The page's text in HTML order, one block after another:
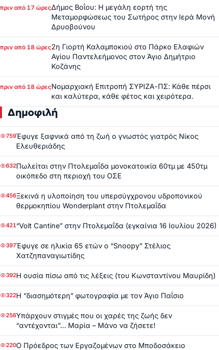
πριν από 17 ώρεςΔήμος Βοΐου: Η μεγάλη εορτή της
Μεταμορφώσεως του Σωτήρος στην Ιερά Μονή
Δρυοβούνου
πριν από 18 ώρες2η Γιορτή Καλαμποκιού στο Πάρκο Ελαφιών
Αγίου Παντελεήμονος στον Άγιο Δημήτριο
Κοζάνης
πριν από 18 ώρεςΝομαρχιακή Επιτροπή ΣΥΡΙΖΑ-ΠΣ: Κάθε πέρσι
και καλύτερα, κάθε φέτος και χειρότερα.
Δημοφιλή
759Έφυγε ξαφνικά από τη ζωή ο γνωστός γιατρός Νίκος
Ελευθεριάδης
632Πωλείται στην Πτολεμαΐδα μονοκατοικία 60τμ με 450τμ
οικόπεδο στη περιοχή του ΟΣΕ
456Ξεκινά η υλοποίηση του υπερσύγχρονου υδροπονικού
θερμοκηπίου Wonderplant στην Πτολεμαΐδα
421“Volt Cantine” στην Πτολεμαΐδα (εγκαίνια 16 Ιουλίου 2026)
397Έφυγε σε ηλικία 65 ετών ο “Snoopy” Στέλιος
Χατζηπαναγιωτίδης
392Η ουσία πίσω από τις λέξεις (του Κωνσταντίνου Μαυρίδη)
322Η “διασημότερη” φωτογραφία με τον Άγιο Παΐσιο
256Υπάρχουν στιγμές που οι χαρές της ζωής δεν
“αντέχονται”… Μαρία – Μάνο να ζήσετε!
220Ο Πρόεδρος των Εργαζομένων στο Μποδοσάκειο